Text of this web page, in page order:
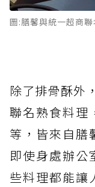
圖:膳馨與統一超商
除了排骨酥外
聯名熟食料理
等，皆來自膳
即使身處辦公
些料理都能讓